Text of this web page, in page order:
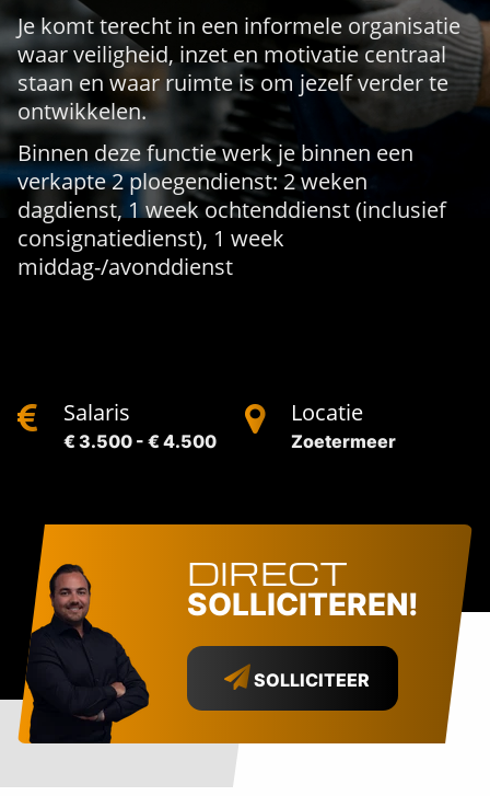
Je komt terecht in een informele organisatie
waar veiligheid, inzet en motivatie centraal
staan en waar ruimte is om jezelf verder te
ontwikkelen.
Binnen deze functie werk je binnen een
verkapte 2 ploegendienst: 2 weken
dagdienst, 1 week ochtenddienst (inclusief
consignatiedienst), 1 week
middag-/avonddienst
Salaris
€ 3.500 - € 4.500
Locatie
Zoetermeer
DIRECT
SOLLICITEREN!
SOLLICITEER